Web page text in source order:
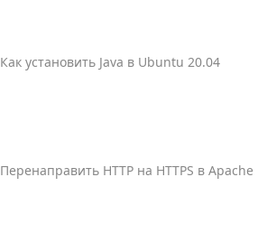
Как установить Java в Ubuntu 20.04
Перенаправить HTTP на HTTPS в Apache